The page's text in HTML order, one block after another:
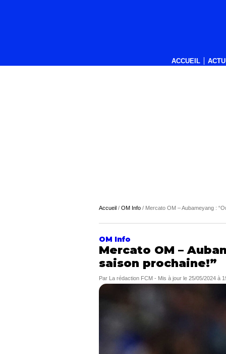
ACCUEIL
Accueil / OM Info / Mercato OM – Aubameyang :
OM Info
Mercato OM –
saison prochaine!”
Par La rédaction FCM - Mis à jour le 25/05/2024 à